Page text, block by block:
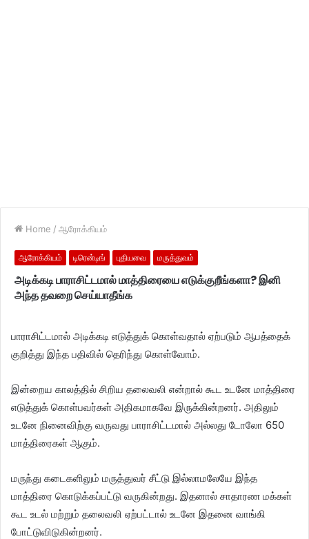
Home / ஆரோக்கியம்
ஆரோக்கியம் டிரென்டிங் புதியவை மருத்துவம்
அடிக்கடி பாராசிட்டமால் மாத்திரையை எடுக்குறீங்களா? இனி
அந்த தவறை செய்யாதீங்க
பாராசிட்டமால் அடிக்கடி எடுத்துக் கொள்வதால் ஏற்படும் ஆபத்தைக்
குறித்து இந்த பதிவில் தெரிந்து கொள்வோம்.
இன்றைய காலத்தில் சிறிய தலைவலி என்றால் கூட உடனே மாத்திரை
எடுத்துக் கொள்பவர்கள் அதிகமாகவே இருக்கின்றனர். அதிலும்
உடனே நினைவிற்கு வருவது பாராசிட்டமால் அல்லது டோலோ 650
மாத்திரைகள் ஆகும்.
மருந்து கடைகளிலும் மருத்துவர் சீட்டு இல்லாமலேயே இந்த
மாத்திரை கொடுக்கப்பட்டு வருகின்றது. இதனால் சாதாரண மக்கள்
கூட உடல் மற்றும் தலைவலி ஏற்பட்டால் உடனே இதனை வாங்கி
போட்டுவிடுகின்றனர்.